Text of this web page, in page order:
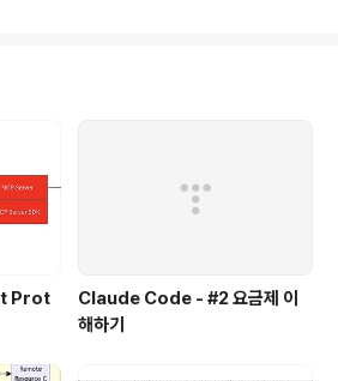
이 구조에서 중간에 File
분인데, De-duplication
의 경우 데이타 안정성
Prot
Claude Code - #2 요금제 이
해하기